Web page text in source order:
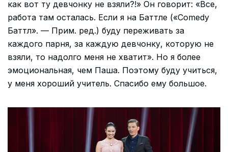
как вот ту девчонку не взяли?!» Он говорит: «Все,
работа там осталась. Если я на Баттле («Comedy
Баттл». — Прим. ред.) буду переживать за
каждого парня, за каждую девчонку, которую не
взяли, то надолго меня не хватит». Но я более
эмоциональная, чем Паша. Поэтому буду учиться,
у меня хороший учитель. Спасибо ему большое.